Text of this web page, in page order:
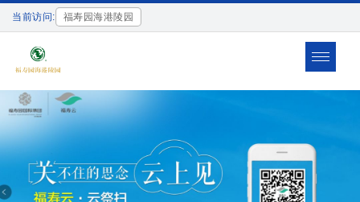
当前访问: 福寿园海港陵园
Toggle